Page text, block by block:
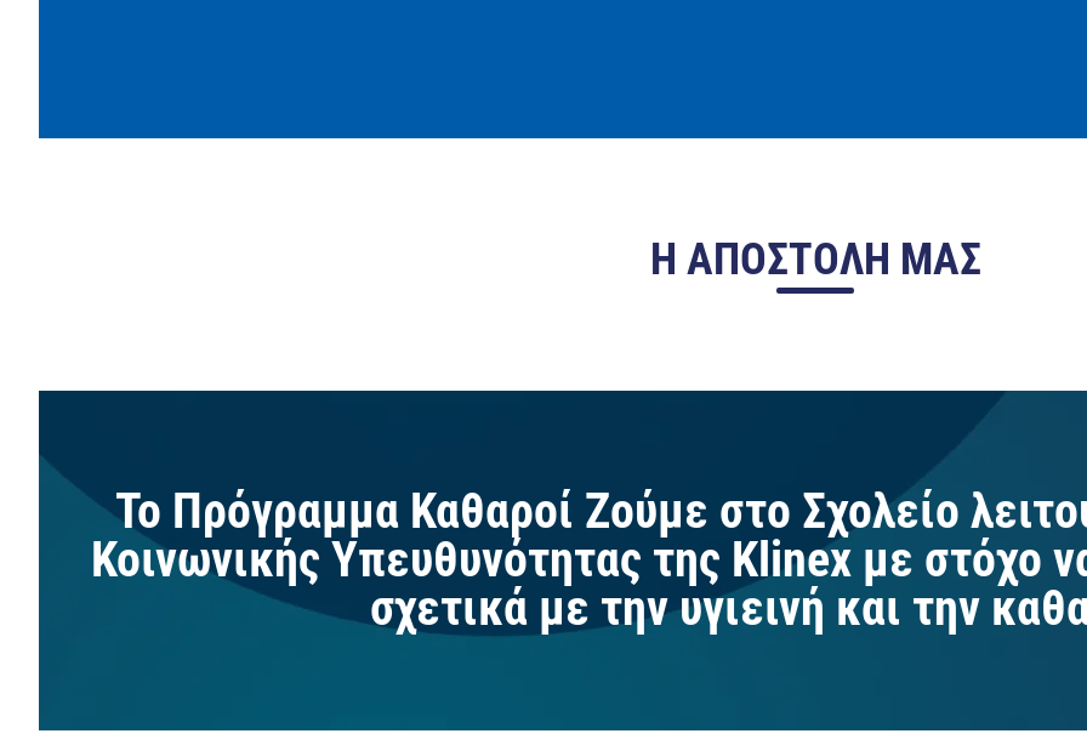
Η ΑΠΟΣΤΟΛΗ ΜΑΣ
Το Πρόγραμμα Καθαροί Ζούμε στο Σχολείο
Κοινωνικής Υπευθυνότητας της Klinex με στόχο
σχετικά με την υγιεινή και την